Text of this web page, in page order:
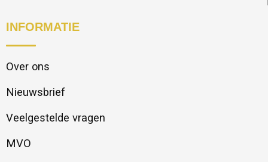
INFORMATIE
Over ons
Nieuwsbrief
Veelgestelde vragen
MVO